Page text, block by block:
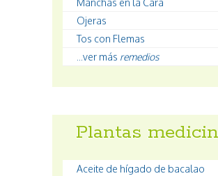
Manchas en la Cara
Ojeras
Tos con Flemas
...ver más remedios
Plantas
Aceite de hígado de bacalao